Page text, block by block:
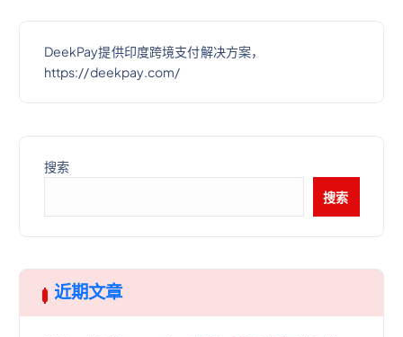
DeekPay提供印度跨境支付解决方案，
https://deekpay.com/
搜索
搜索
近期文章